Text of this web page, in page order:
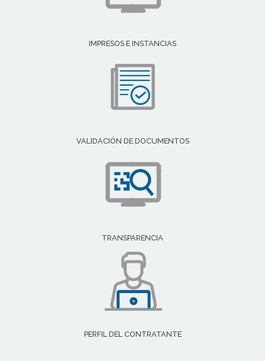
IMPRESOS E INSTANCIAS
VALIDACIÓN DE DOCUMENTOS
TRANSPARENCIA
PERFIL DEL CONTRATANTE